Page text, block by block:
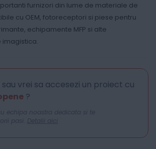
furnizori din lume de materiale de
cu OEM, fotoreceptori si piese pentru
echipamente MFP si alte
vrei sa accesezi un proiect cu
?
echipa noastra dedicata si te
pasi. Detalii aici